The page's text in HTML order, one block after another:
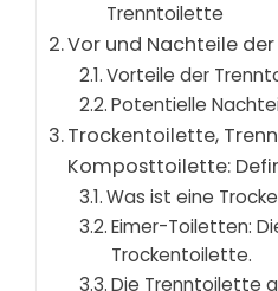
Trenntoilette
Vor und Nachteile
Vorteile der
Potentielle
Trockentoilette,
Komposttoilette:
Was ist eine
Eimer-Toiletten:
Trockentoilette.
Die Trenntoilette